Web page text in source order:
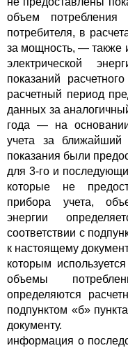
объем потребления
потребителя, в
за мощность, — также
электрической
показаний
расчетный период
данных за
года — на основании
учета за ближайший
показания были
для 3-го и
которые не
прибора учета,
энергии
соответствии с
к настоящему
которым
объемы
определяются
подпунктом «б»
документу.
информация о